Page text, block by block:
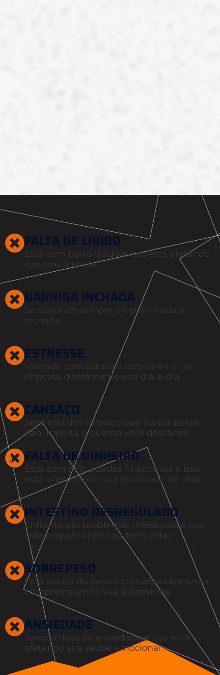
FALTA DE LIBIDO
Está com baixo libido e isso está afetando
sua sexualidade.
BARRIGA INCHADA
Se sentindo sempre empanzinada e
inchada
ESTRESSE
Vivendo com estresse constante e isso
impcata diretamente seu dia-a-dia.
CANSAÇO
Sentindo um cansaço que nunca passa
não importa o quanto você descanse.
FALTA DE DINHEIRO
Está com dificuldades financeiras e isso
está impactando sua qualidade de vida.
INTESTINO DESREGULADO
Enfrentando problemas intestinais e isso
está prejudicando seu bem-estar.
SOBREPESO
Está acima do peso e consequentemente
comprometendo sua autoestima.
ANSIEDADE
Tendo crises de ansiedade e isso está
afetando sua saúde emocional.